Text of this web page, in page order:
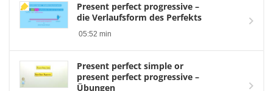
Present perfect progressive –
die Verlaufsform des Perfekts
05:52 min
Present perfect simple or
present perfect progressive –
Übungen